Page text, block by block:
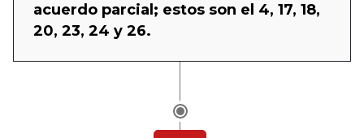
acuerdo parcial; estos son el 4, 17, 18,
20, 23, 24 y 26.